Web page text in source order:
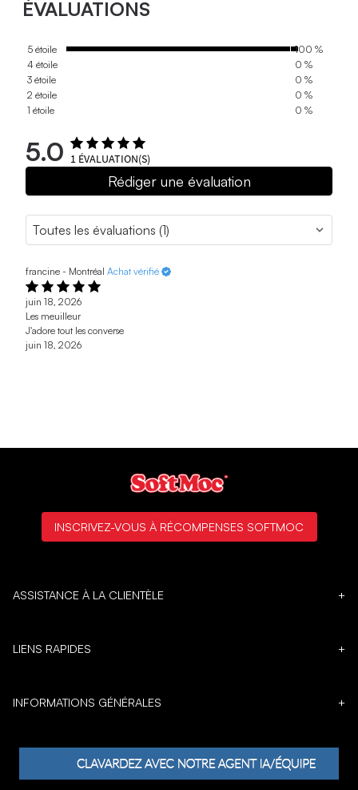
ÉVALUATIONS
5 étoile
100 %
4 étoile
0 %
3 étoile
0 %
2 étoile
0 %
1 étoile
0 %
5.0 1 ÉVALUATION(S)
Rédiger une évaluation
francine - Montréal Achat vérifié
juin 18, 2026
Les meuilleur
J'adore tout les converse
juin 18, 2026
ASSISTANCE À LA CLIENTÈLE +
LIENS RAPIDES +
INFORMATIONS GÉNÉRALES +
INSCRIVEZ-VOUS À RÉCOMPENSES SOFTMOC